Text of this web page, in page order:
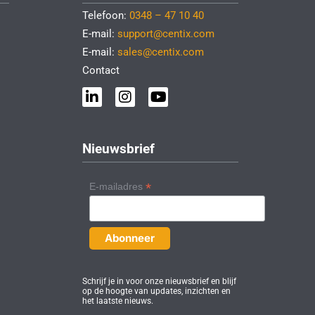
Telefoon: 0348 – 47 10 40
E-mail: support@centix.com
E-mail: sales@centix.com
Contact
i
n
d
i
n
-
n
n
s
g
r
a
m
o
u
e
Nieuwsbrief
E-mailadres *
Schrijf je in voor onze nieuwsbrief en blijf
op de hoogte van updates, inzichten en
het laatste nieuws.